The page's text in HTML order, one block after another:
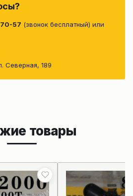
57 (звонок бесплатный) или
Северная, 189
товары